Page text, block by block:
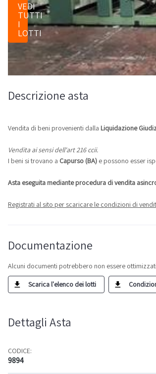
VEDI
TUTTI
I
LOTTI
Descrizione asta
Vendita di beni provenienti dalla Liquidazione
Vendita ai sensi dell'art 216 ccii.
I beni si trovano a Capurso (BA) e possono esser
Asta eseguita mediante procedura di vendita
Registrati al sito per scaricare le condizioni di
Documentazione
Alcuni documenti potrebbero non essere
Scarica l'elenco dei lotti
Dettagli Asta
CODICE:
9894